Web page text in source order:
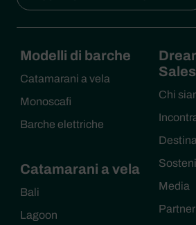
Modelli di barche
Catamarani a vela
Monoscafi
Barche elettriche
Catamarani a vela
Bali
Lagoon
Sales
Chi
Media
Partner